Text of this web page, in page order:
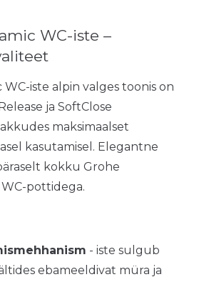
WC-iste –
iste alpin valges toonis on
ja SoftClose
maksimaalset
kasutamisel. Elegantne
kokku Grohe
WC-pottidega.
- iste sulgub
ebameeldivat müra ja